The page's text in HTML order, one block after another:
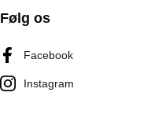
Følg os
Facebook
Instagram